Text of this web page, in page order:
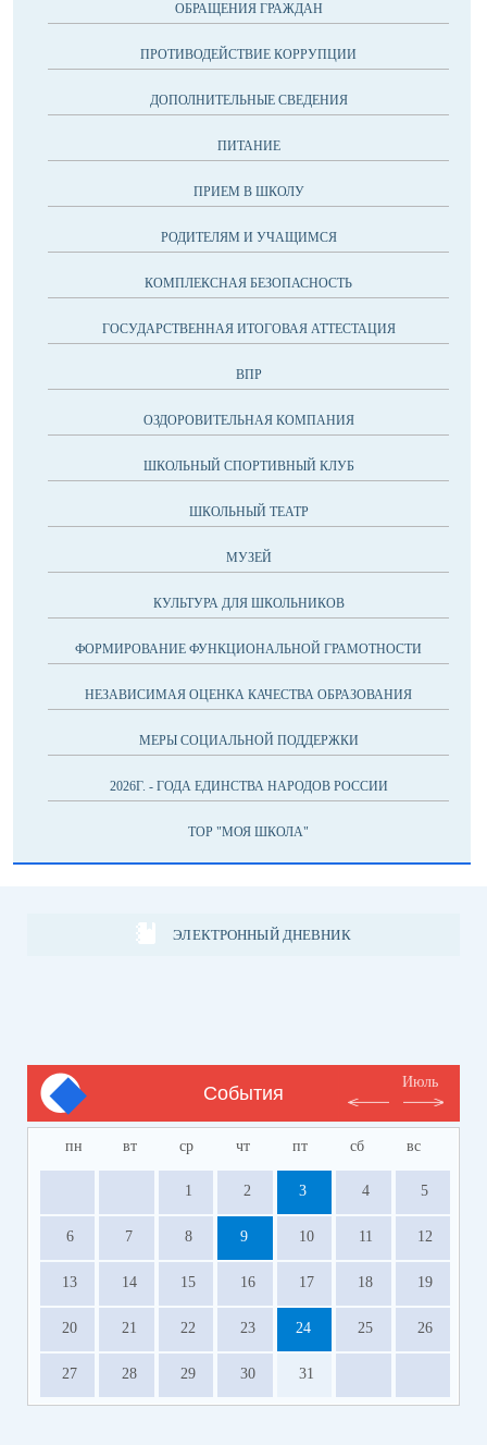
ОБРАЩЕНИЯ ГРАЖДАН
ПРОТИВОДЕЙСТВИЕ КОРРУПЦИИ
ДОПОЛНИТЕЛЬНЫЕ СВЕДЕНИЯ
ПИТАНИЕ
ПРИЕМ В ШКОЛУ
РОДИТЕЛЯМ И УЧАЩИМСЯ
КОМПЛЕКСНАЯ БЕЗОПАСНОСТЬ
ГОСУДАРСТВЕННАЯ ИТОГОВАЯ АТТЕСТАЦИЯ
ВПР
ОЗДОРОВИТЕЛЬНАЯ КОМПАНИЯ
ШКОЛЬНЫЙ СПОРТИВНЫЙ КЛУБ
ШКОЛЬНЫЙ ТЕАТР
МУЗЕЙ
КУЛЬТУРА ДЛЯ ШКОЛЬНИКОВ
ФОРМИРОВАНИЕ ФУНКЦИОНАЛЬНОЙ ГРАМОТНОСТИ
НЕЗАВИСИМАЯ ОЦЕНКА КАЧЕСТВА ОБРАЗОВАНИЯ
МЕРЫ СОЦИАЛЬНОЙ ПОДДЕРЖКИ
2026Г. - ГОДА ЕДИНСТВА НАРОДОВ РОССИИ
ТОР "МОЯ ШКОЛА"
ЭЛЕКТРОННЫЙ ДНЕВНИК
События
Июль
пн вт ср чт пт сб вс
1 2 3 4 5
6 7 8 9 10 11 12
13 14 15 16 17 18 19
20 21 22 23 24 25 26
27 28 29 30 31